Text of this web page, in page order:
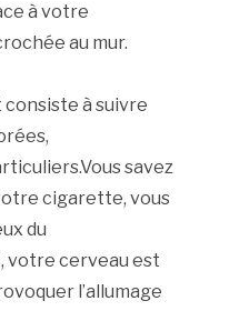
à votre
au mur.
à suivre
savez
cigarette, vous
du
votre cerveau est
l’allumage